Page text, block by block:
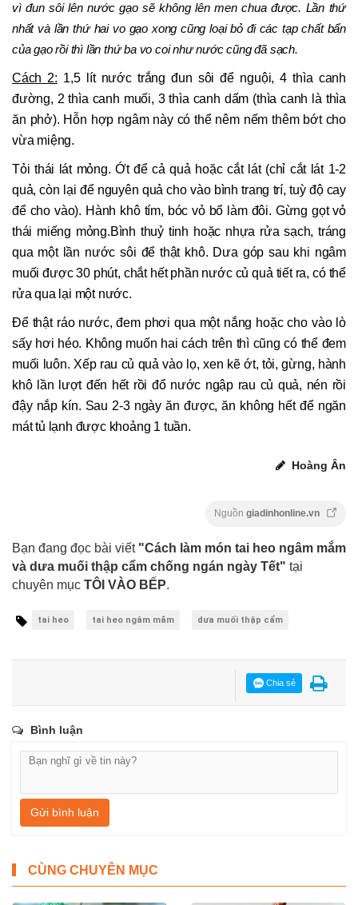
vì đun sôi lên nước gạo sẽ không lên men chua được. Lần thứ
nhất và lần thứ hai vo gạo xong cũng loại bỏ đi các tạp chất bẩn
của gạo rồi thì lần thứ ba vo coi như nước cũng đã sạch.
Cách 2: 1,5 lít nước trắng đun sôi để nguội, 4 thìa canh
đường, 2 thìa canh muối, 3 thìa canh dấm (thìa canh là thìa
ăn phở). Hỗn hợp ngâm này có thể nêm nếm thêm bớt cho
vừa miệng.
Tỏi thái lát mỏng. Ớt để cả quả hoặc cắt lát (chỉ cắt lát 1-2
quả, còn lại để nguyên quả cho vào bình trang trí, tuỳ độ cay
để cho vào). Hành khô tím, bóc vỏ bổ làm đôi. Gừng gọt vỏ
thái miếng mỏng.Bình thuỷ tinh hoặc nhựa rửa sạch, tráng
qua một lần nước sôi để thật khô. Dưa góp sau khi ngâm
muối được 30 phút, chắt hết phần nước củ quả tiết ra, có thể
rửa qua lại một nước.
Để thật ráo nước, đem phơi qua một nắng hoặc cho vào lò
sấy hơi héo. Không muốn hai cách trên thì cũng có thể đem
muối luôn. Xếp rau củ quả vào lọ, xen kẽ ớt, tỏi, gừng, hành
khô lần lượt đến hết rồi đổ nước ngập rau củ quả, nén rồi
đậy nắp kín. Sau 2-3 ngày ăn được, ăn không hết để ngăn
mát tủ lạnh được khoảng 1 tuần.
Hoàng Ân
Nguồn giadinhonline.vn
Bạn đang đọc bài viết "Cách làm món tai heo ngâm mắm
và dưa muối thập cẩm chống ngán ngày Tết" tại
chuyên mục TÔI VÀO BẾP.
tai heo tai heo ngâm mắm dưa muối thập cẩm
Chia sẻ
Bình luận
Gửi bình luận
CÙNG CHUYÊN MỤC